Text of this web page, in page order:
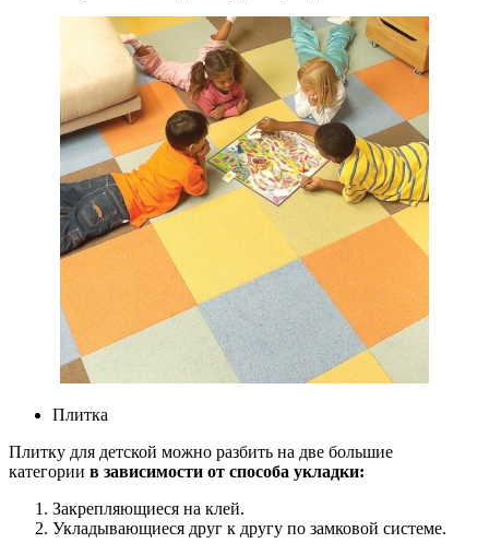
Плитка
Плитку для детской можно разбить на две большие
категории в зависимости от способа укладки:
Закрепляющиеся на клей.
Укладывающиеся друг к другу по замковой системе.